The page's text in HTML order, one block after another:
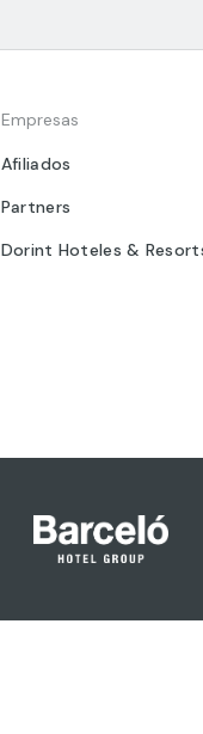
Empresas
Afiliados
Partners
Dorint Hoteles &